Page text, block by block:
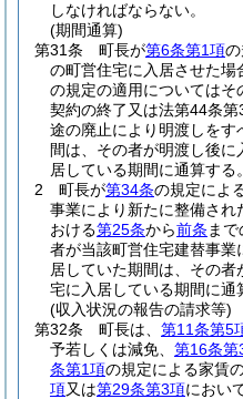
しなければならない。
(期間通算)
第31条
町長が第6条第1項
の町営住宅に入居させた場
の規定の適用についてはそ
契約の終了又は法第44条
途の廃止により明渡しをす
間は、その者が明渡し後に
居している期間に通算する。
2
町長が第34条の規定によ
事業により新たに整備され
おける第25条から前条 ま
者が当該町営住宅建替事業
居していた期間は、その
宅に入居している期間に通
(収入状況の報告の請求等)
第32条
町長は、 第11条第5
予若しくは減免、 第16条第
条第1項の規定による家賃の
項又は第29条第3項におい